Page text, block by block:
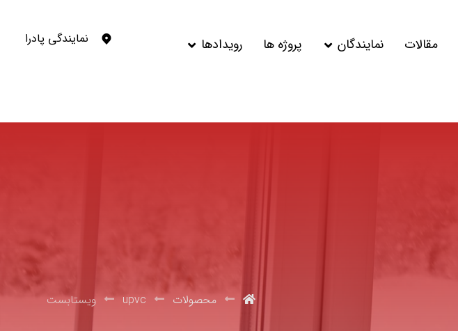
مقالات نمایندگان پروژه ها
رویدادها
نمایندگی پادرا
محصولات upvc ویستابست